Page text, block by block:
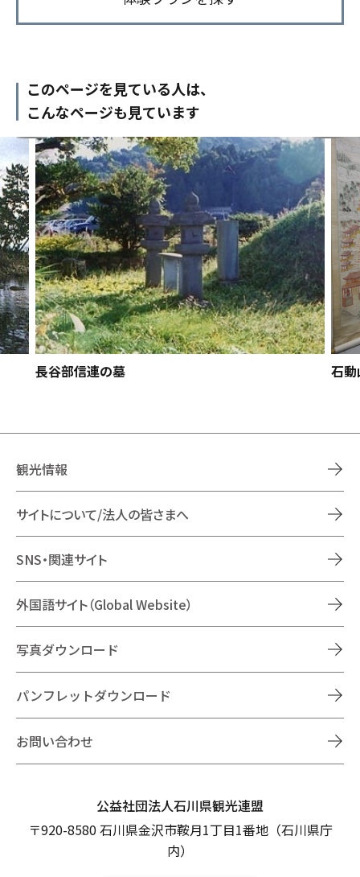
このページを見ている人は、
こんなページも見ています
長谷部信連の墓 石
観光情報
サイトについて/法人の皆さまへ
SNS・関連サイト
外国語サイト（Global Website）
写真ダウンロード
パンフレットダウンロード
お問い合わせ
公益社団法人石川県観光連盟
〒920-8580 石川県金沢市鞍月1丁目1番地（石川県庁
内）